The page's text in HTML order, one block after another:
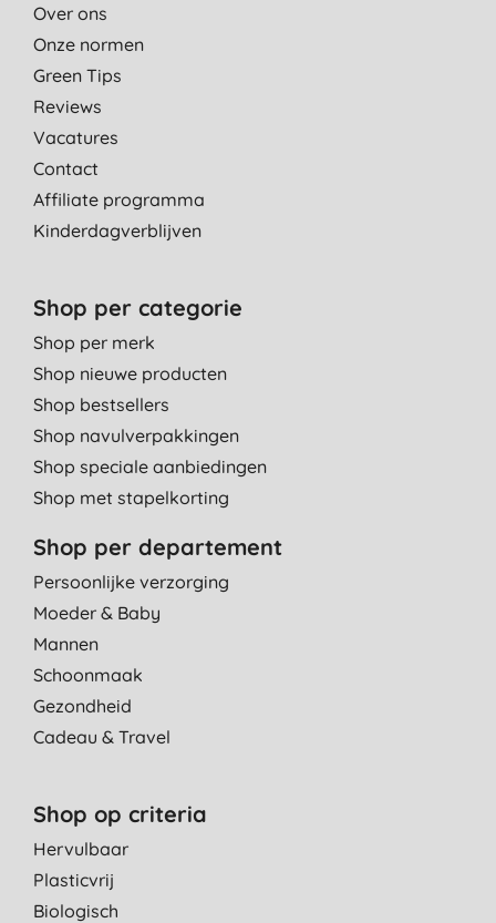
Over ons
Onze normen
Green Tips
Reviews
Vacatures
Contact
Affiliate programma
Kinderdagverblijven
Shop per categorie
Shop per merk
Shop nieuwe producten
Shop bestsellers
Shop navulverpakkingen
Shop speciale aanbiedingen
Shop met stapelkorting
Shop per departement
Persoonlijke verzorging
Moeder & Baby
Mannen
Schoonmaak
Gezondheid
Cadeau & Travel
Shop op criteria
Hervulbaar
Plasticvrij
Biologisch